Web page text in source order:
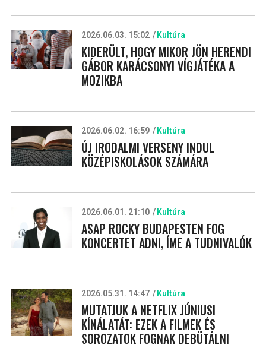
2026.06.03. 15:02 Kultúra
KIDERÜLT, HOGY MIKOR JÖN HERENDI
GÁBOR KARÁCSONYI VÍGJÁTÉKA A
MOZIKBA
2026.06.02. 16:59 Kultúra
ÚJ IRODALMI VERSENY INDUL
KÖZÉPISKOLÁSOK SZÁMÁRA
2026.06.01. 21:10 Kultúra
ASAP ROCKY BUDAPESTEN FOG
KONCERTET ADNI, ÍME A TUDNIVALÓK
2026.05.31. 14:47 Kultúra
MUTATJUK A NETFLIX JÚNIUSI
KÍNÁLATÁT: EZEK A FILMEK ÉS
SOROZATOK FOGNAK DEBÜTÁLNI